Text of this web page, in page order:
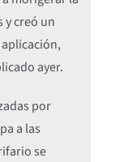
y creó un
ayer.
por
a las
se